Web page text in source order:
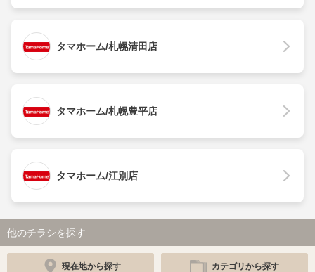
タマホーム/札幌清田店
タマホーム/札幌豊平店
タマホーム/江別店
他のチラシを探す
現在地から探す カテゴリから探す